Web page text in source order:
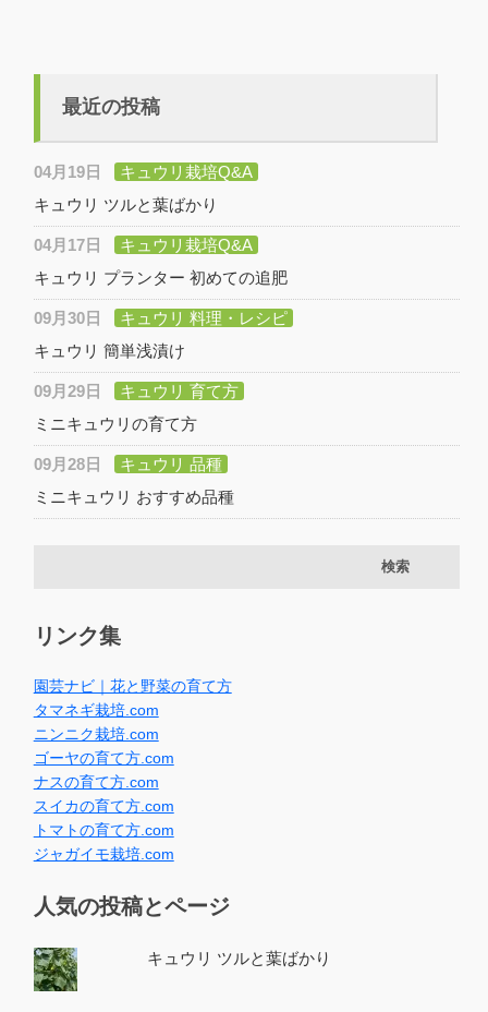
最近の投稿
04月19日
キュウリ栽培Q&A
キュウリ ツルと葉ばかり
04月17日
キュウリ栽培Q&A
キュウリ プランター 初めての追肥
09月30日
キュウリ 料理・レシピ
キュウリ 簡単浅漬け
09月29日
キュウリ 育て方
ミニキュウリの育て方
09月28日
キュウリ 品種
ミニキュウリ おすすめ品種
リンク集
園芸ナビ｜花と野菜の育て方
タマネギ栽培.com
ニンニク栽培.com
ゴーヤの育て方.com
ナスの育て方.com
スイカの育て方.com
トマトの育て方.com
ジャガイモ栽培.com
人気の投稿とページ
キュウリ ツルと葉ばかり